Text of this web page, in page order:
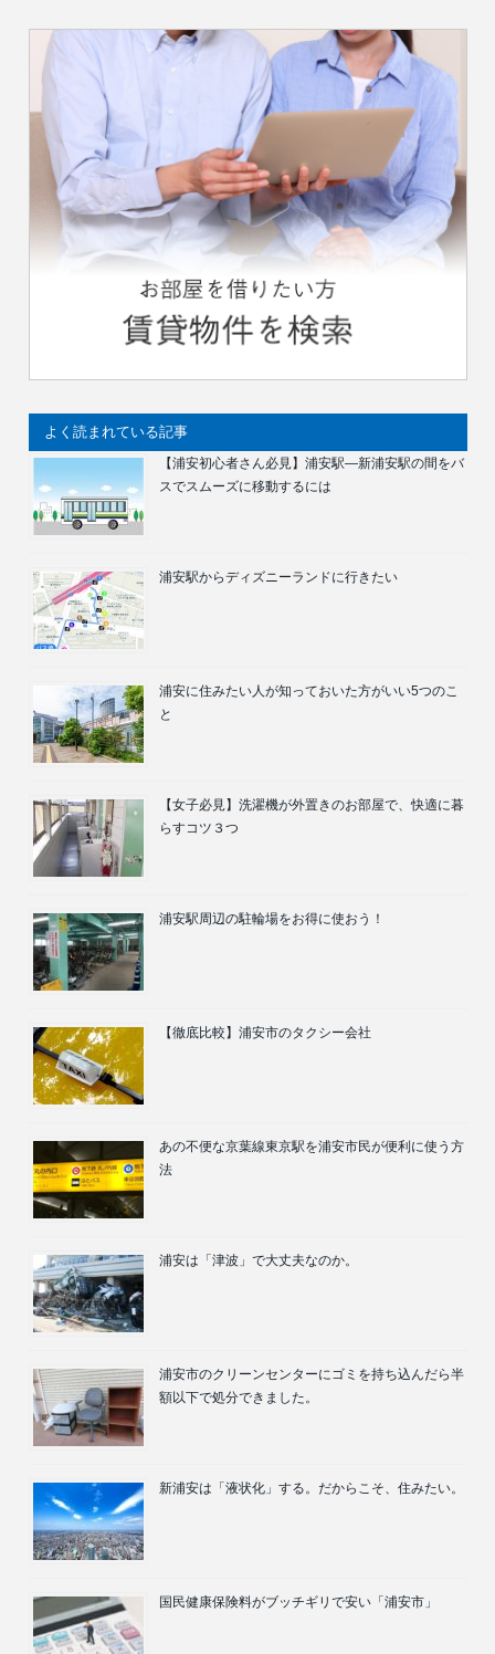
よく読まれている記事
【浦安初心者さん必見】浦安駅―新浦安駅の間をバ
スでスムーズに移動するには
浦安駅からディズニーランドに行きたい
浦安に住みたい人が知っておいた方がいい5つのこ
と
【女子必見】洗濯機が外置きのお部屋で、快適に暮
らすコツ３つ
浦安駅周辺の駐輪場をお得に使おう！
【徹底比較】浦安市のタクシー会社
あの不便な京葉線東京駅を浦安市民が便利に使う方
法
浦安は「津波」で大丈夫なのか。
浦安市のクリーンセンターにゴミを持ち込んだら半
額以下で処分できました。
新浦安は「液状化」する。だからこそ、住みたい。
国民健康保険料がブッチギリで安い「浦安市」